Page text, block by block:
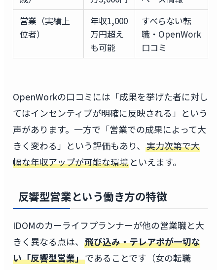
営業（実績上
位者）
年収1,000
万円超え
も可能
すべらない転
職・OpenWork
口コミ
OpenWorkの口コミには「成果を挙げた者に対し
てはインセンティブが明確に反映される」という
声があります。一方で「営業での成果によって大
きく変わる」という評価もあり、 実力次第で大
幅な年収アップが可能な環境といえます。
反響型営業という働き方の特徴
IDOMのカーライフプランナーが他の営業職と大
きく異なる点は、 飛び込み・テレアポが一切な
い「反響型営業」であることです（女の転職